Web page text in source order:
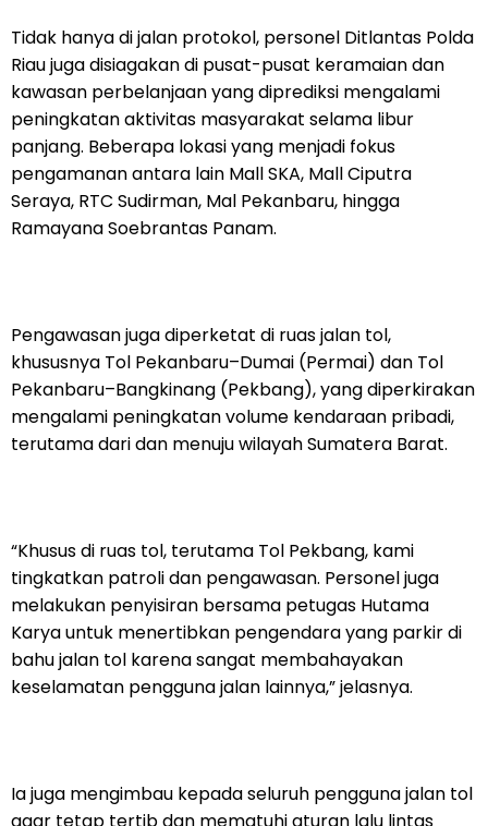
Tidak hanya di jalan protokol, personel Ditlantas Polda
Riau juga disiagakan di pusat-pusat keramaian dan
kawasan perbelanjaan yang diprediksi mengalami
peningkatan aktivitas masyarakat selama libur
panjang. Beberapa lokasi yang menjadi fokus
pengamanan antara lain Mall SKA, Mall Ciputra
Seraya, RTC Sudirman, Mal Pekanbaru, hingga
Ramayana Soebrantas Panam.
Pengawasan juga diperketat di ruas jalan tol,
khususnya Tol Pekanbaru–Dumai (Permai) dan Tol
Pekanbaru–Bangkinang (Pekbang), yang diperkirakan
mengalami peningkatan volume kendaraan pribadi,
terutama dari dan menuju wilayah Sumatera Barat.
“Khusus di ruas tol, terutama Tol Pekbang, kami
tingkatkan patroli dan pengawasan. Personel juga
melakukan penyisiran bersama petugas Hutama
Karya untuk menertibkan pengendara yang parkir di
bahu jalan tol karena sangat membahayakan
keselamatan pengguna jalan lainnya,” jelasnya.
Ia juga mengimbau kepada seluruh pengguna jalan tol
agar tetap tertib dan mematuhi aturan lalu lintas